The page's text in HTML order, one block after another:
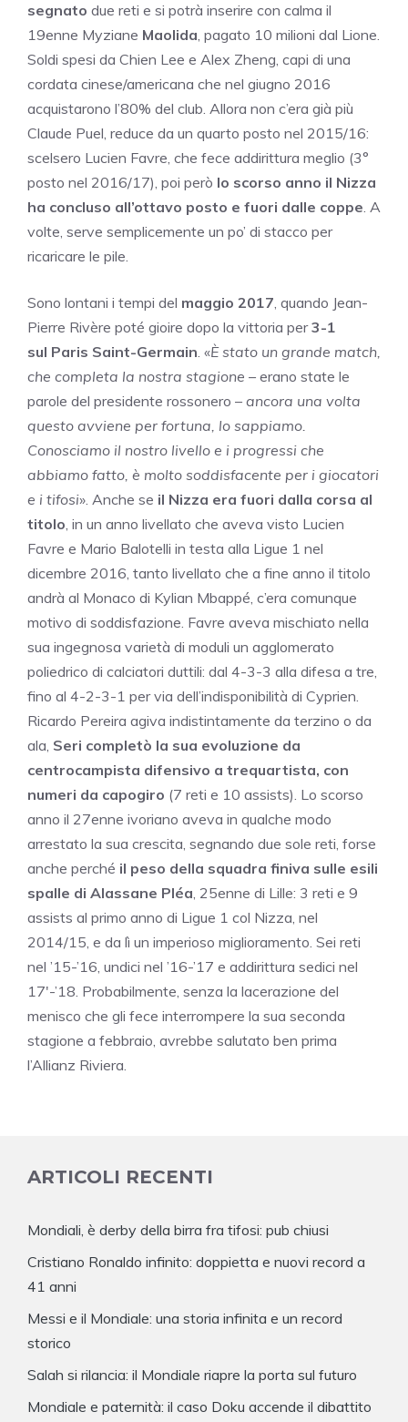
segnato due reti e si potrà inserire con calma il
19enne Myziane Maolida, pagato 10 milioni dal Lione.
Soldi spesi da Chien Lee e Alex Zheng, capi di una
cordata cinese/americana che nel giugno 2016
acquistarono l’80% del club. Allora non c’era già più
Claude Puel, reduce da un quarto posto nel 2015/16:
scelsero Lucien Favre, che fece addirittura meglio (3°
posto nel 2016/17), poi però lo scorso anno il Nizza
ha concluso all’ottavo posto e fuori dalle coppe. A
volte, serve semplicemente un po’ di stacco per
ricaricare le pile.
Sono lontani i tempi del maggio 2017, quando Jean-
Pierre Rivère poté gioire dopo la vittoria per3-1
sul Paris Saint-Germain. «È stato un grande match,
che completa la nostra stagione – erano state le
parole del presidente rossonero – ancora una volta
questo avviene per fortuna, lo sappiamo.
Conosciamo il nostro livello e i progressi che
abbiamo fatto, è molto soddisfacente per i giocatori
e i tifosi». Anche se il Nizza era fuori dalla corsa al
titolo, in un anno livellato che aveva visto Lucien
Favre e Mario Balotelli in testa alla Ligue 1 nel
dicembre 2016, tanto livellato che a fine anno il titolo
andrà al Monaco di Kylian Mbappé, c’era comunque
motivo di soddisfazione. Favre aveva mischiato nella
sua ingegnosa varietà di moduli un agglomerato
poliedrico di calciatori duttili: dal 4-3-3 alla difesa a tre,
fino al 4-2-3-1 per via dell’indisponibilità di Cyprien.
Ricardo Pereira agiva indistintamente da terzino o da
ala, Seri completò la sua evoluzione da
centrocampista difensivo a trequartista, con
numeri da capogiro (7 reti e 10 assists). Lo scorso
anno il 27enne ivoriano aveva in qualche modo
arrestato la sua crescita, segnando due sole reti, forse
anche perché il peso della squadra finiva sulle esili
spalle di Alassane Pléa, 25enne di Lille: 3 reti e 9
assists al primo anno di Ligue 1 col Nizza, nel
2014/15, e da lì un imperioso miglioramento. Sei reti
nel ’15-’16, undici nel ’16-’17 e addirittura sedici nel
17′-’18. Probabilmente, senza la lacerazione del
menisco che gli fece interrompere la sua seconda
stagione a febbraio, avrebbe salutato ben prima
l’Allianz Riviera.
ARTICOLI RECENTI
Mondiali, è derby della birra fra tifosi: pub chiusi
Cristiano Ronaldo infinito: doppietta e nuovi record a
41 anni
Messi e il Mondiale: una storia infinita e un record
storico
Salah si rilancia: il Mondiale riapre la porta sul futuro
Mondiale e paternità: il caso Doku accende il dibattito